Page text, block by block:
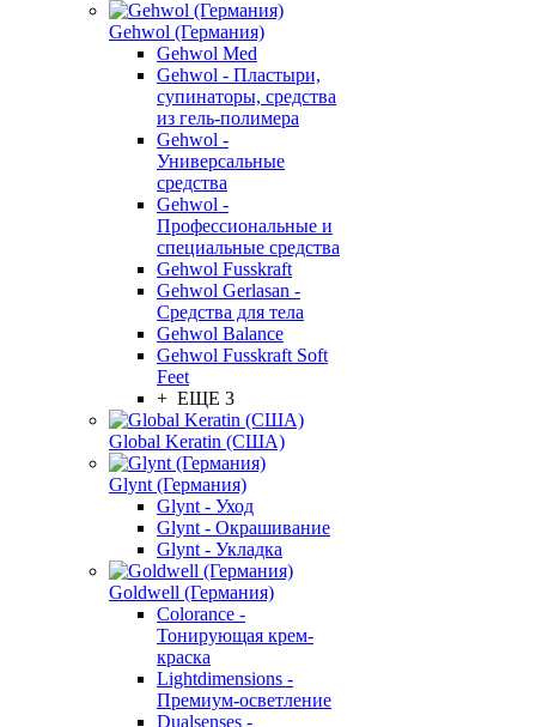
Gehwol (Германия)
Gehwol Med
Gehwol - Пластыри,
супинаторы, средства
из гель-полимера
Gehwol -
Универсальные
средства
Gehwol -
Профессиональные и
специальные средства
Gehwol Fusskraft
Gehwol Gerlasan -
Средства для тела
Gehwol Balance
Gehwol Fusskraft Soft
Feet
+ ЕЩЕ 3
Global Keratin (США)
Glynt (Германия)
Glynt - Уход
Glynt - Окрашивание
Glynt - Укладка
Goldwell (Германия)
Colorance -
Тонирующая крем-
краска
Lightdimensions -
Премиум-осветление
Dualsenses -